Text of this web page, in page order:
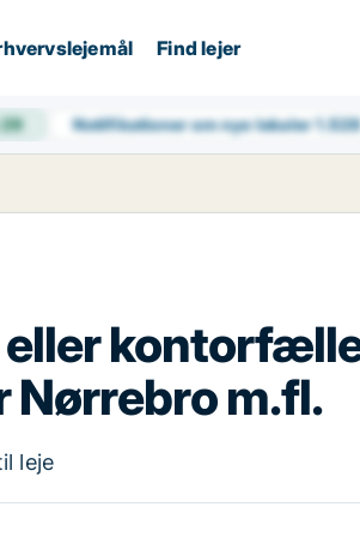
Find lejer
29 Notifikationer om nye lokaler
Nørrebro m.fl.
leje